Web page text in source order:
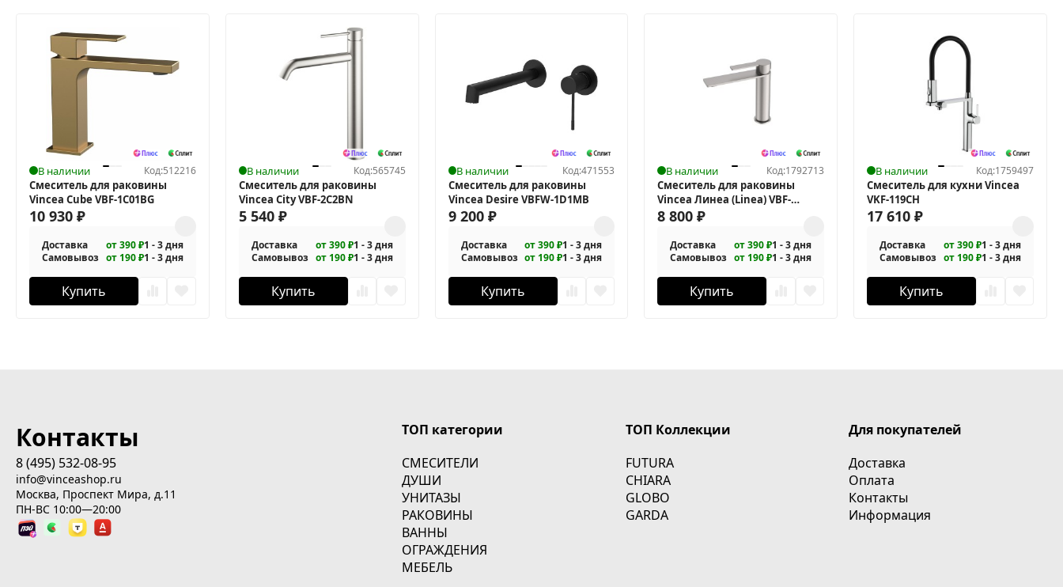
В наличии Код:512216
Смеситель для раковины
Vincea Cube VBF-1C01BG
10 930 ₽
Доставка от 390 ₽1 - 3 дня
Самовывоз от 190 ₽1 - 3 дня
Купить
В наличии Код:565745
Смеситель для раковины
Vincea City VBF-2C2BN
5 540 ₽
Доставка от 390 ₽1 - 3 дня
Самовывоз от 190 ₽1 - 3 дня
Купить
В наличии Код:471553
Смеситель для раковины
Vincea Desire VBFW-1D1MB
9 200 ₽
Доставка от 390 ₽1 - 3 дня
Самовывоз от 190 ₽1 - 3 дня
Купить
В наличии Код:1792713
Смеситель для раковины
Vincea Линеа (Linea) VBF-
4LN1BN
8 800₽
Доставка от 390 ₽1 - 3 дня
Самовывоз от 190 ₽1 - 3 дня
Купить
В наличии Код:1759497
Смеситель для кухни Vincea
VKF-119CH
17 610₽
Доставка от 390 ₽1 - 3 дня
Самовывоз от 190 ₽1 - 3 дня
Купить
Контакты
8 (495) 532-08-95
info@vinceashop.ru
Москва, Проспект Мира, д.11
ПН-ВС 10:00—20:00
ТОП категории
СМЕСИТЕЛИ
ДУШИ
УНИТАЗЫ
РАКОВИНЫ
ВАННЫ
ОГРАЖДЕНИЯ
МЕБЕЛЬ
ТОП Коллекции
FUTURA
CHIARA
GLOBO
GARDA
Для покупателей
Доставка
Оплата
Контакты
Информация